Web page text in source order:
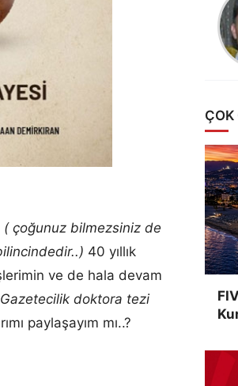
( çoğunuz bilmezsiniz de
40 yıllık
ve de hala devam
doktora tezi
paylaşayım mı..?
ÇOK